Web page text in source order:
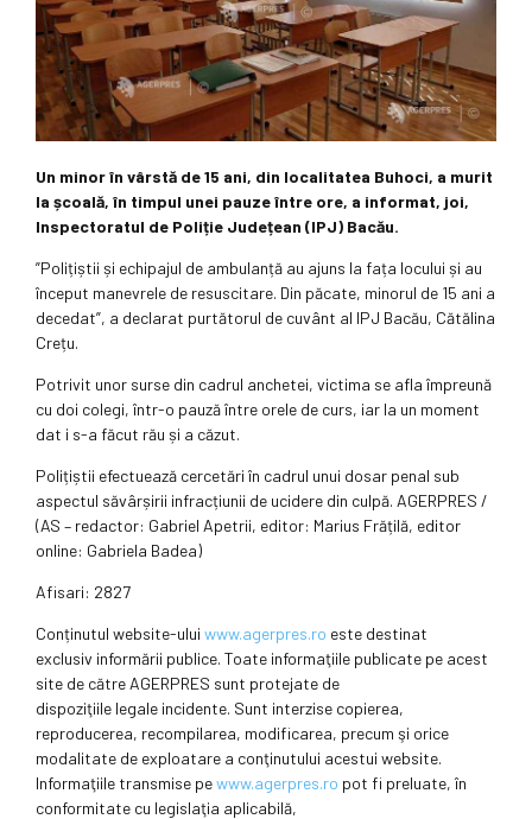
Un minor în vârstă de 15 ani, din localitatea Buhoci, a murit
la școală, în timpul unei pauze între ore, a informat, joi,
Inspectoratul de Poliție Județean (IPJ) Bacău.
”Polițiștii și echipajul de ambulanță au ajuns la fața locului și au
început manevrele de resuscitare. Din păcate, minorul de 15 ani a
decedat”, a declarat purtătorul de cuvânt al IPJ Bacău, Cătălina
Crețu.
Potrivit unor surse din cadrul anchetei, victima se afla împreună
cu doi colegi, într-o pauză între orele de curs, iar la un moment
dat i s-a făcut rău și a căzut.
Polițiștii efectuează cercetări în cadrul unui dosar penal sub
aspectul săvârșirii infracțiunii de ucidere din culpă. AGERPRES /
(AS – redactor: Gabriel Apetrii, editor: Marius Frățilă, editor
online: Gabriela Badea)
Afisari: 2827
Conținutul website-ului www.agerpres.ro este destinat
exclusiv informării publice. Toate informaţiile publicate pe acest
site de către AGERPRES sunt protejate de
dispoziţiile legale incidente. Sunt interzise copierea,
reproducerea, recompilarea, modificarea, precum şi orice
modalitate de exploatare a conţinutului acestui website.
Informaţiile transmise pewww.agerpres.ro pot fi preluate, în
conformitate cu legislaţia aplicabilă,